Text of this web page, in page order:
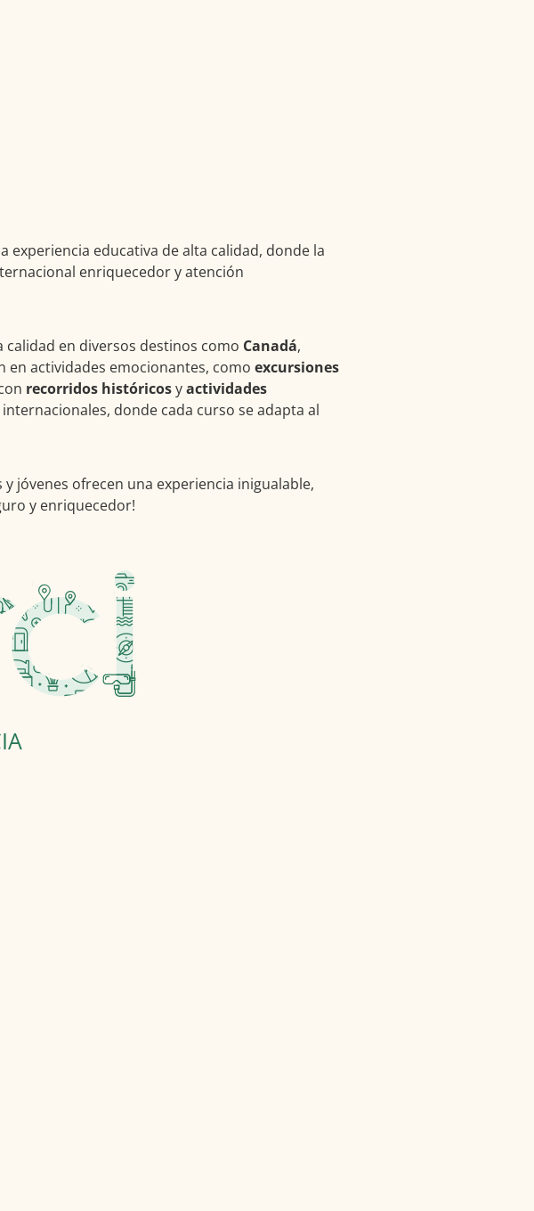
experiencia educativa de alta calidad, donde la
enriquecedor y atención
en diversos destinos como Canadá,
en actividades emocionantes, como excursiones
recorridos históricosyactividades
donde cada curso se adapta al
jóvenes ofrecen una experiencia inigualable,
y enriquecedor!